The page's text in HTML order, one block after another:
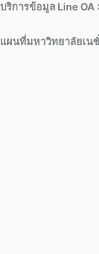
บริการข้อมูล Line OA :
แผนที่มหาวิทยาลัยเน